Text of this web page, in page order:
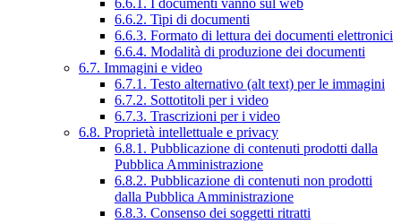
6.6.2. Tipi di documenti
6.6.3. Formato di lettura dei documenti elettronici
6.6.4. Modalità di produzione dei documenti
6.7. Immagini e video
6.7.1. Testo alternativo (alt text) per le immagini
6.7.2. Sottotitoli per i video
6.7.3. Trascrizioni per i video
6.8. Proprietà intellettuale e privacy
6.8.1. Pubblicazione di contenuti prodotti dalla
Pubblica Amministrazione
6.8.2. Pubblicazione di contenuti non prodotti
dalla Pubblica Amministrazione
6.8.3. Consenso dei soggetti ritratti